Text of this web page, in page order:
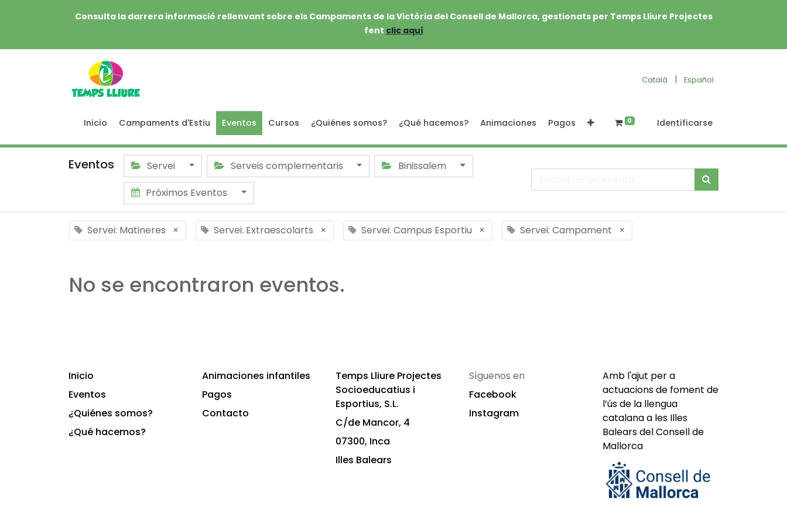
Consulta la darrera informació rellenvant sobre els Campaments de la Victòria del Consell de Mallorca, gestionats per Temps Lliure Projectes
fent clic aquí
Català | Español
Inicio Campaments d'Estiu Eventos Cursos ¿Quiénes somos? ¿Qué hacemos? Animaciones Pagos 0 Identificarse
Eventos Servei Serveis complementaris
Binissalem
Próximos Eventos
Servei: Matineres × Servei: Extraescolarts × Servei: Campus Esportiu × Servei: Campament ×
No se encontraron eventos.
Inicio
Eventos
¿Quiénes somos?
¿Qué hacemos?
Animaciones infantiles
Pagos
Contacto
Temps Lliure Projectes
Socioeducatius i
Esportius, S.L.
C/de Mancor, 4
07300, Inca
Illes Balears
Síguenos en
Facebook
Instagram
Amb l'ajut per a
actuacions de foment de
l’ús de la llengua
catalana a les Illes
Balears del Consell de
Mallorca